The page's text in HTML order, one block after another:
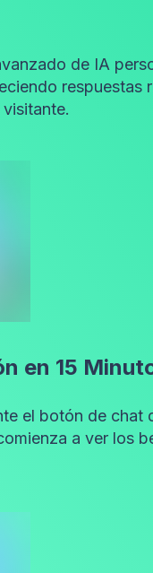
de IA
respuestas
en 15
el botón de chat
a ver los